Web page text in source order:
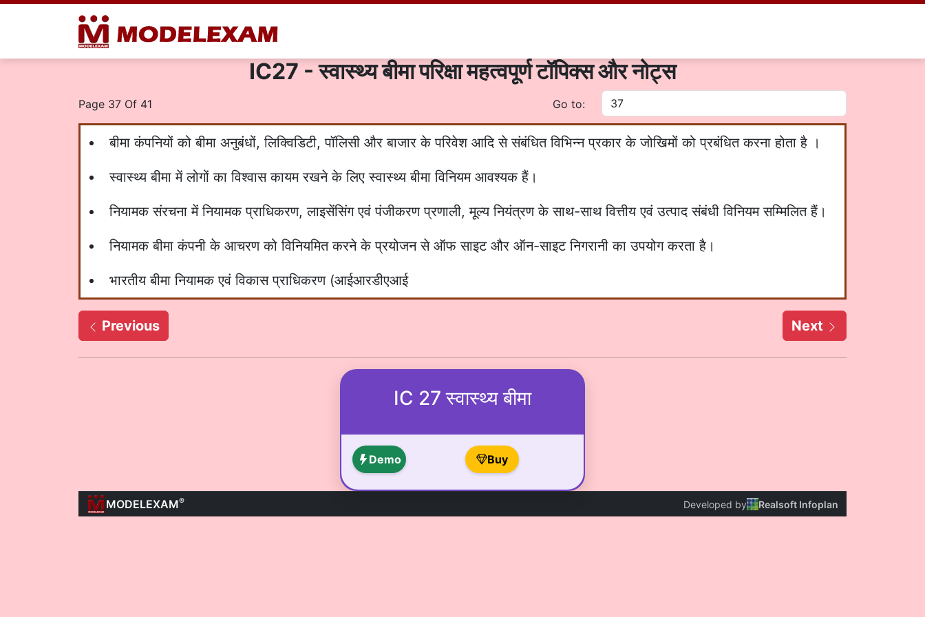
IC27 - स्वास्थ्य बीमा परिक्षा महत्वपूर्ण टॉपिक्स और नोट्स
Page 37 Of 41 Go to:
बीमा कंपनियों को बीमा अनुबंधों, लिक्विडिटी, पॉलिसी और बाजार के परिवेश आदि से संबंधित विभिन्न प्रकार के जोखिमों को प्रबंधित करना होता है ।
स्वास्थ्य बीमा में लोगों का विश्वास कायम रखने के लिए स्वास्थ्य बीमा विनियम आवश्यक हैं।
नियामक संरचना में नियामक प्राधिकरण, लाइसेंसिंग एवं पंजीकरण प्रणाली, मूल्य नियंत्रण के साथ-साथ वित्तीय एवं उत्पाद संबंधी विनियम सम्मिलित हैं।
नियामक बीमा कंपनी के आचरण को विनियमित करने के प्रयोजन से ऑफ साइट और ऑन-साइट निगरानी का उपयोग करता है।
भारतीय बीमा नियामक एवं विकास प्राधिकरण (आईआरडीएआई
Previous Next
IC 27 स्वास्थ्य बीमा
Demo Buy
MODELEXAM® Developed by Realsoft Infoplan